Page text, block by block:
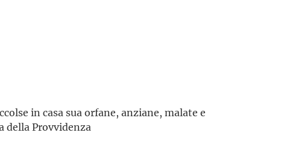
in casa sua orfane, anziane, malate e
della Provvidenza